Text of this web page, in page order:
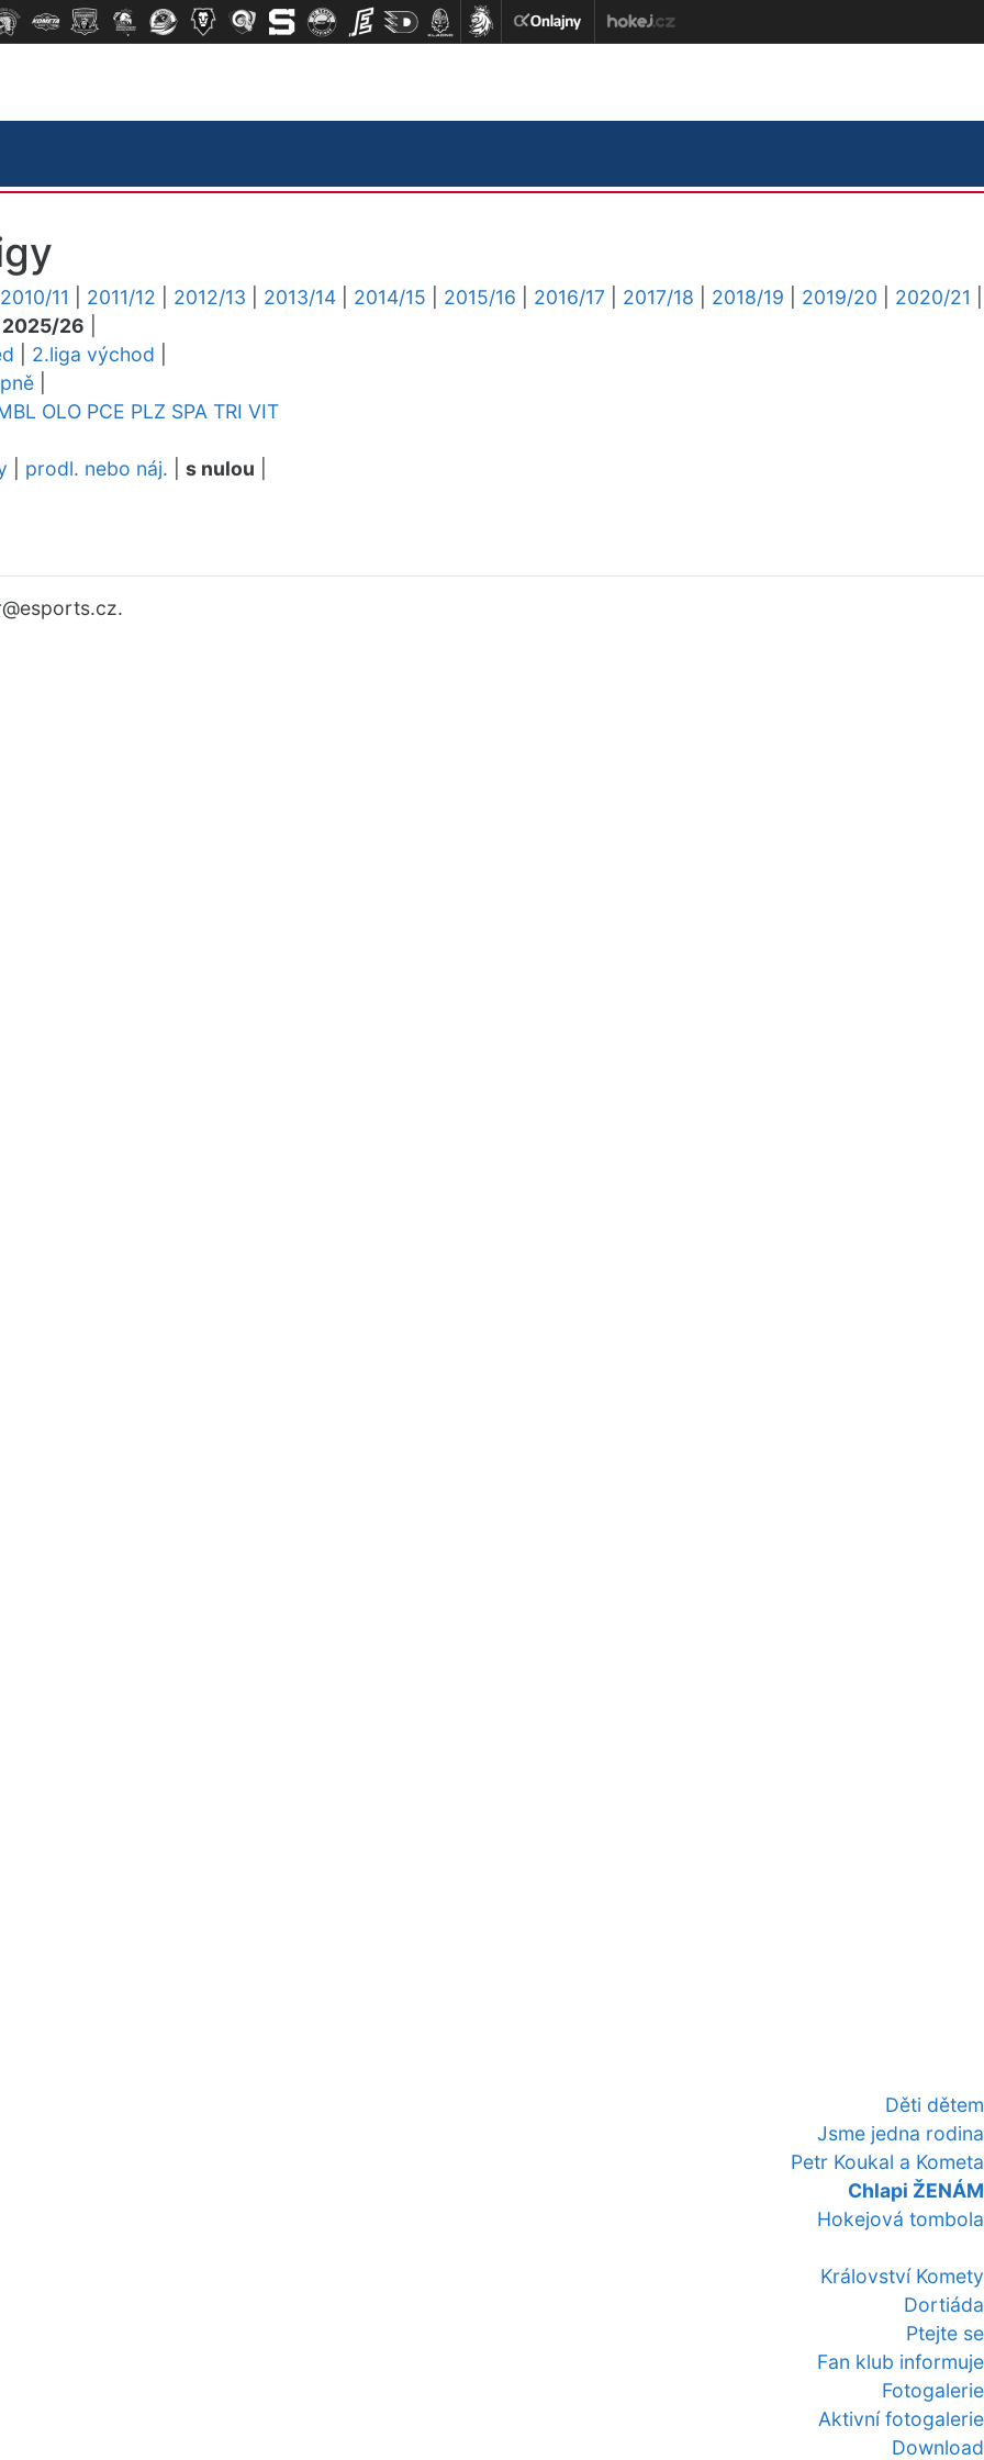
Děti dětem
Jsme jedna rodina
Petr Koukal a Kometa
Chlapi ŽENÁM
Hokejová tombola
Království Komety
Dortiáda
Ptejte se
Fan klub informuje
Fotogalerie
Aktivní fotogalerie
Download
2010/11 2011/12 2012/13 2013/14 2014/15 2015/16 2016/17 2017/18 2018/19 2019/20 2020/21
2025/26
2.liga východ
OLO PCE PLZ SPA TRI VIT
prodl. nebo náj. s nulou
@esports.cz.